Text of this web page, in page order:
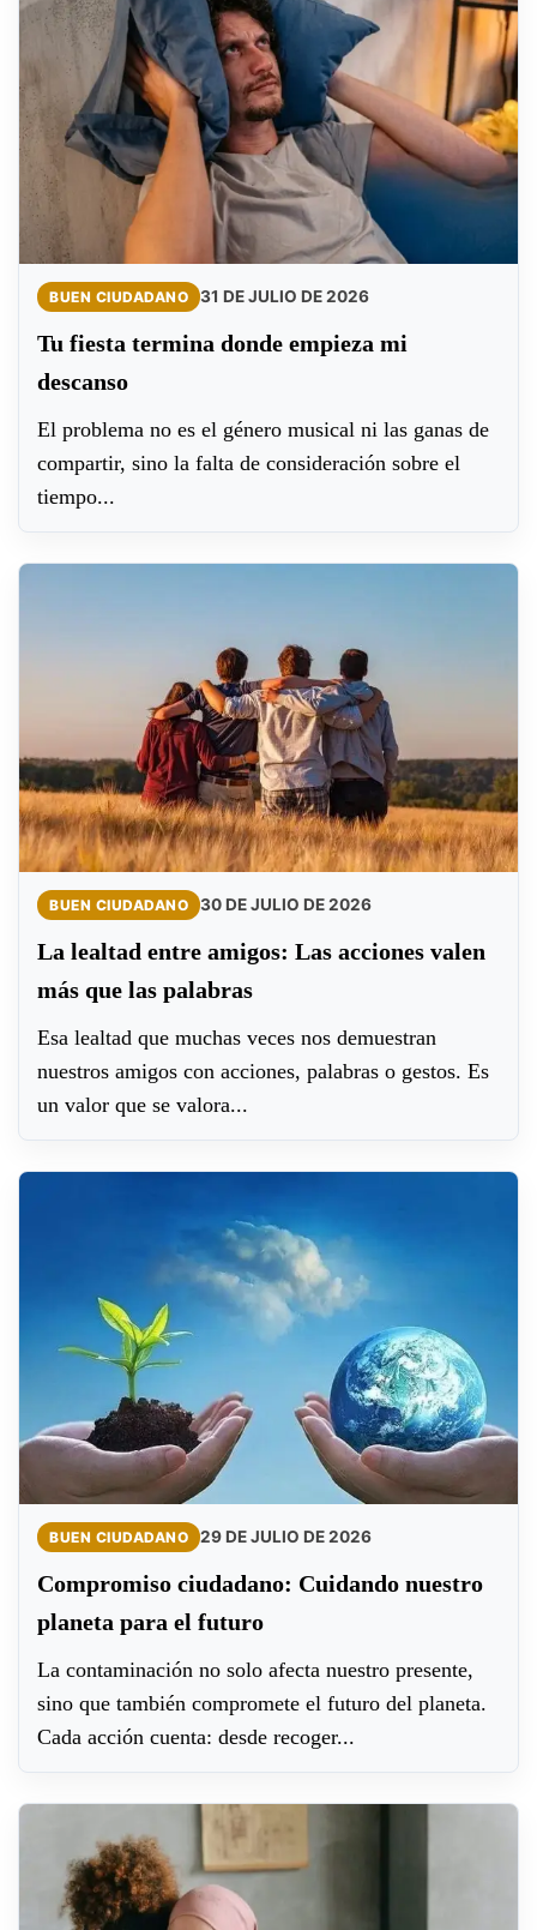
BUEN CIUDADANO 31 DE JULIO DE 2026
Tu fiesta termina donde empieza mi
descanso
El problema no es el género musical ni las ganas de
compartir, sino la falta de consideración sobre el
tiempo...
BUEN CIUDADANO 30 DE JULIO DE 2026
La lealtad entre amigos: Las acciones valen
más que las palabras
Esa lealtad que muchas veces nos demuestran
nuestros amigos con acciones, palabras o gestos. Es
un valor que se valora...
BUEN CIUDADANO 29 DE JULIO DE 2026
Compromiso ciudadano: Cuidando nuestro
planeta para el futuro
La contaminación no solo afecta nuestro presente,
sino que también compromete el futuro del planeta.
Cada acción cuenta: desde recoger...